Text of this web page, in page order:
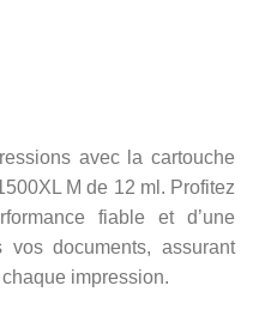
avec la cartouche
M de 12 ml. Profitez
fiable et d’une
documents, assurant
impression.